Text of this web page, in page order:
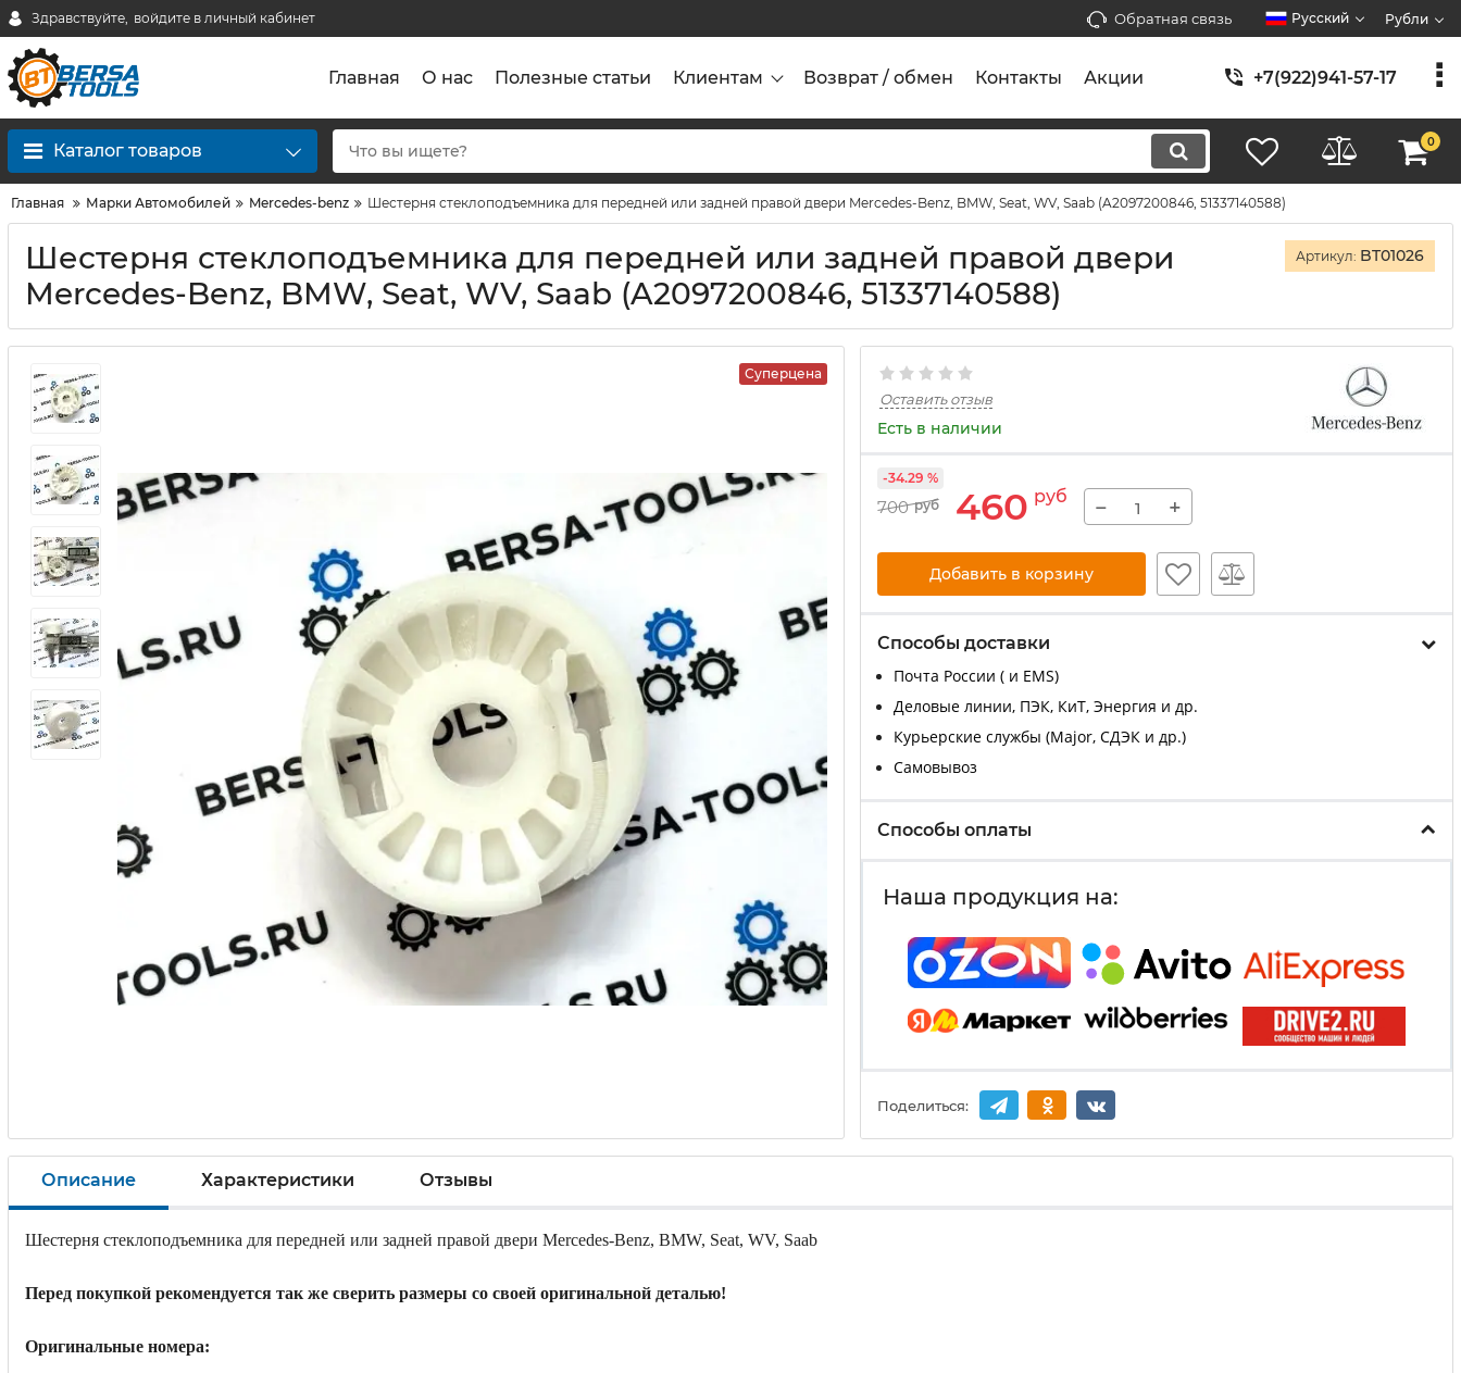
Здравствуйте, войдите в личный кабинет Обратная связь Русский Рубли
Главная О нас Полезные статьи Клиентам Возврат / обмен Контакты Акции +7(922)941-57-17
Каталог товаров 0
Главная Марки Автомобилей Mercedes-benz Шестерня стеклоподъемника для передней или задней правой двери Mercedes-Benz, BMW, Seat, WV, Saab (A2097200846, 51337140588)
Шестерня стеклоподъемника для передней или задней правой двери
Mercedes-Benz, BMW, Seat, WV, Saab (A2097200846, 51337140588)
Артикул: BT01026
Суперцена
Оставить отзыв
Есть в наличии
700 руб 460 руб
-34.29 %
− +
Добавить в корзину
Способы доставки
Почта России ( и EMS)
Деловые линии, ПЭК, КиТ, Энергия и др.
Курьерские службы (Major, СДЭК и др.)
Самовывоз
Способы оплаты
Наша продукция на:
Поделиться:
Описание Характеристики Отзывы
Шестерня стеклоподъемника для передней или задней правой двери Mercedes-Benz, BMW, Seat, WV, Saab
Перед покупкой рекомендуется так же сверить размеры со своей оригинальной деталью!
Оригинальные номера: